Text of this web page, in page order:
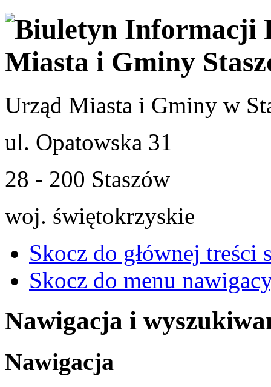
Urząd Miasta i Gminy w
ul. Opatowska 31
28 - 200 Staszów
woj. świętokrzyskie
Skocz do głównej treści
Skocz do menu
Nawigacja i
Nawigacja